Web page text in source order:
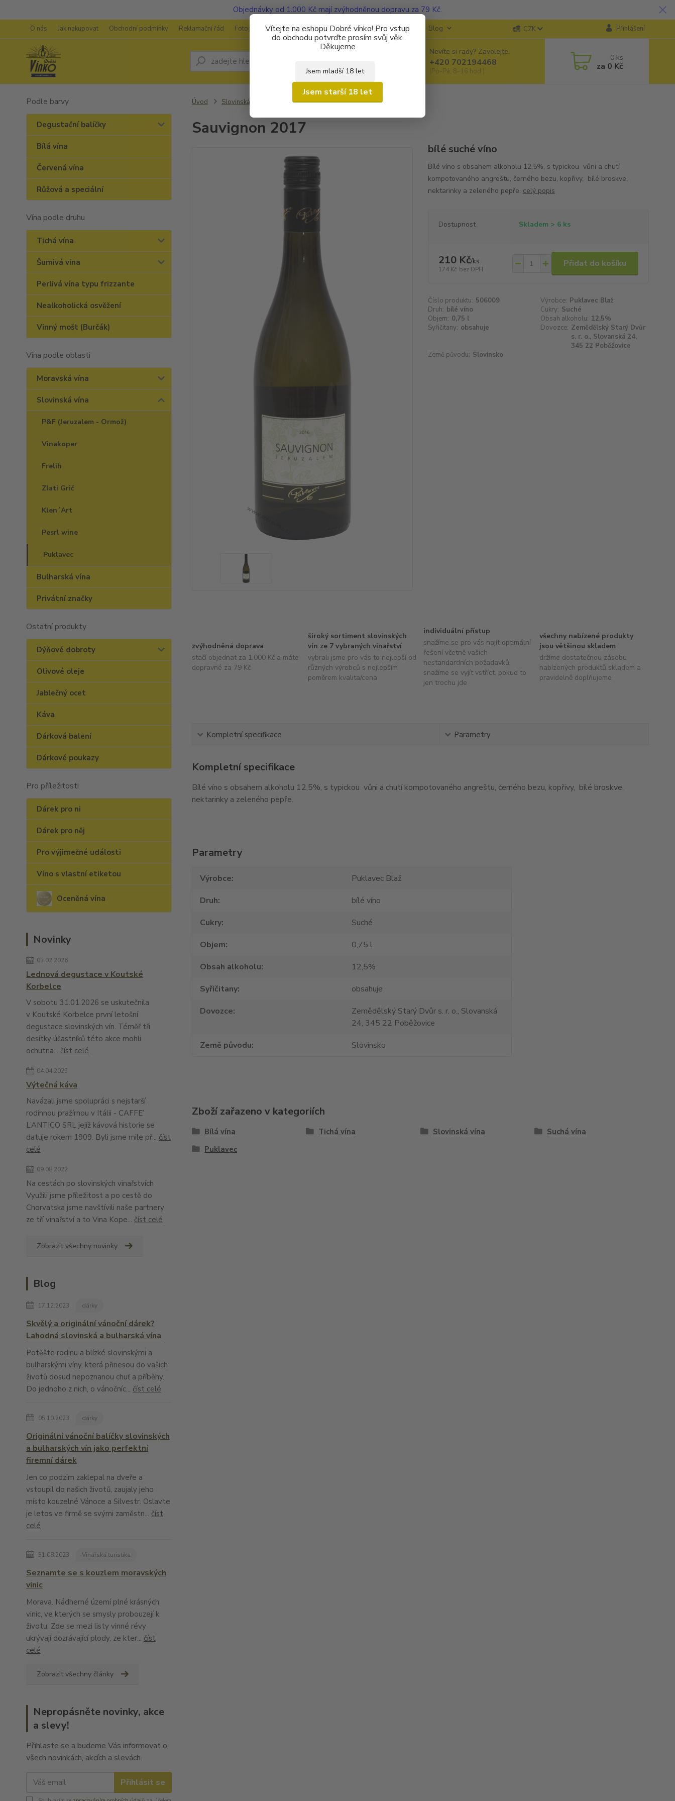
Objednávky od 1.000 Kč mají zvýhodněnou dopravu za 79 Kč.
Vítejte na eshopu Dobré vínko! Pro vstup
do obchodu potvrďte prosím svůj věk.
Děkujeme
Jsem mladší 18 let
Jsem starší 18 let
O nás Jak nakupovat Obchodní podmínky Reklamační řád Fotogalerie Kontakty Ochrana soukromí O vinařstvích Blog CZK Přihlášení
Nevíte si rady? Zavolejte.
+420 702194468
(Po-Pá, 8-16 hod.)
0 ks
za 0 Kč
Podle barvy
Degustační balíčky
Bílá vína
Červená vína
Růžová a speciální
Vína podle druhu
Tichá vína
Šumivá vína
Perlivá vína typu frizzante
Nealkoholická osvěžení
Vinný mošt (Burčák)
Vína podle oblasti
Moravská vína
Slovinská vína
P&F (Jeruzalem - Ormož)
Vinakoper
Frelih
Zlati Grič
Klen´Art
Pesrl wine
Puklavec
Bulharská vína
Privátní značky
Ostatní produkty
Dýňové dobroty
Olivové oleje
Jablečný ocet
Káva
Dárková balení
Dárkové poukazy
Pro příležitosti
Dárek pro ni
Dárek pro něj
Pro výjimečné události
Víno s vlastní etiketou
Oceněná vína
Novinky
03.02.2026
Lednová degustace v Koutské
Korbelce
V sobotu 31.01.2026 se uskutečnila
v Koutské Korbelce první letošní
degustace slovinských vín. Téměř tři
desítky účastníků této akce mohli
ochutna... číst celé
04.04.2025
Výtečná káva
Navázali jsme spolupráci s nejstarší
rodinnou pražírnou v Itálii - CAFFE’
L’ANTICO SRL jejíž kávová historie se
datuje rokem 1909. Byli jsme mile př... číst
celé
09.08.2022
Na cestách po slovinských vinařstvích
Využili jsme příležitost a po cestě do
Chorvatska jsme navštívili naše partnery
ze tří vinařství a to Vina Kope... číst celé
Zobrazit všechny novinky
Blog
17.12.2023 dárky
Skvělý a originální vánoční dárek?
Lahodná slovinská a bulharská vína
Potěšte rodinu a blízké slovinskými a
bulharskými víny, která přinesou do vašich
životů dosud nepoznanou chuť a příběhy.
Do jednoho z nich, o vánočníc... číst celé
05.10.2023 dárky
Originální vánoční balíčky slovinských
a bulharských vín jako perfektní
firemní dárek
Jen co podzim zaklepal na dveře a
vstoupil do našich životů, zaujaly jeho
místo kouzelné Vánoce a Silvestr. Oslavte
je letos ve firmě se svými zaměstn... číst
celé
31.08.2023 Vinařská turistika
Seznamte se s kouzlem moravských
vinic
Morava. Nádherné území plné krásných
vinic, ve kterých se smysly probouzejí k
životu. Zde se mezi listy vinné révy
ukrývají dozrávající plody, ze kter... číst
celé
Zobrazit všechny články
Nepropásněte novinky, akce
a slevy!
Přihlaste se a budeme Vás informovat o
všech novinkách, akcích a slevách.
Přihlásit se
Úvod Slovinská vína Puklavec Sauvignon 2017
Sauvignon 2017
bílé suché víno
Bílé víno s obsahem alkoholu 12,5%, s typickou vůni a chutí
kompotovaného angreštu, černého bezu, kopřivy, bílé broskve,
nektarinky a zeleného pepře. celý popis
Dostupnost Skladem > 6 ks
210 Kč/ks
174 Kč bez DPH
Přidat do košíku
Číslo produktu: 506009 Výrobce: Puklavec Blaž
Druh: bílé víno Cukry: Suché
Objem: 0,75 l Obsah alkoholu: 12,5%
Syřičitany: obsahuje Dovozce: Zemědělský Starý Dvůr
s. r. o., Slovanská 24,
345 22 Poběžovice
Země původu: Slovinsko
zvýhodněná doprava
stačí objednat za 1.000 Kč a máte
dopravné za 79 Kč
široký sortiment slovinských
vín ze 7 vybraných vinařství
vybrali jsme pro vás to nejlepší od
různých výrobců s nejlepším
poměrem kvalita/cena
individuální přístup
snažíme se pro vás najít optimální
řešení včetně vašich
nestandardních požadavků,
snažíme se vyjít vstříct, pokud to
jen trochu jde
všechny nabízené produkty
jsou většinou skladem
držíme dostatečnou zásobu
nabízených produktů skladem a
pravidelně doplňujeme
Kompletní specifikace Parametry
Kompletní specifikace
Bílé víno s obsahem alkoholu 12,5%, s typickou vůni a chutí kompotovaného angreštu, černého bezu, kopřivy, bílé broskve,
nektarinky a zeleného pepře.
Parametry
Výrobce
Puklavec Blaž
Druh
bílé víno
Cukry
Suché
Objem
0,75 l
Obsah alkoholu
12,5%
Syřičitany
obsahuje
Dovozce
Zemědělský Starý Dvůr s. r. o., Slovanská
24, 345 22 Poběžovice
Země původu
Slovinsko
Zboží zařazeno v kategoriích
Bílá vína Tichá vína Slovinská vína
Suchá vína
Puklavec